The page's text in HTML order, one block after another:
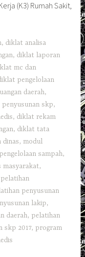
(K3) Rumah Sakit,
, diklat analisa
, diklat laporan
mc dan
pengelolaan
daerah,
skp,
, diklat rekam
, diklat tata
dinas, modul
sampah,
masyarakat,
pelatihan
penyusunan
lakip,
daerah, pelatihan
skp 2017, program